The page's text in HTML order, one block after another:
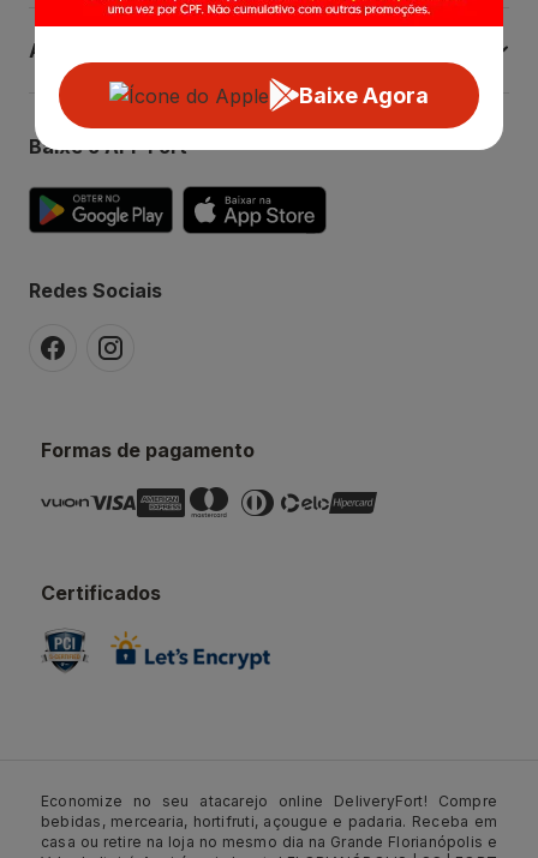
Baixe Agora
Atendimento
Baixe o APP Fort
Redes Sociais
Formas de pagamento
Certificados
Economize no seu atacarejo online DeliveryFort! Compre
bebidas, mercearia, hortifruti, açougue e padaria. Receba em
casa ou retire na loja no mesmo dia na Grande Florianópolis e